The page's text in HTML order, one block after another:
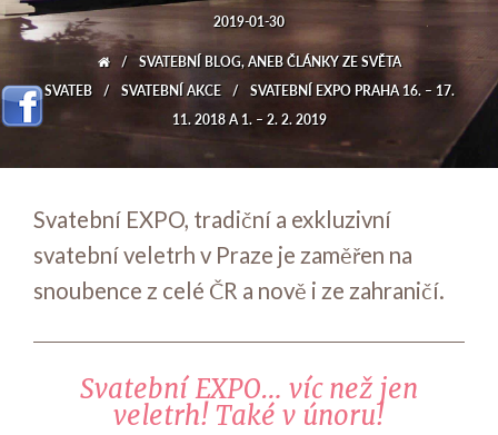
2019-01-30
/
SVATEBNÍ BLOG, ANEB ČLÁNKY ZE SVĚTA
SVATEB
/ SVATEBNÍ AKCE /
SVATEBNÍ EXPO PRAHA 16. – 17.
11. 2018 A 1. – 2. 2. 2019
Svatební EXPO, tradiční a exkluzivní
svatební veletrh v Praze je zaměřen na
snoubence z celé ČR a nově i ze zahraničí.
Svatební EXPO… víc než jen
veletrh! Také v únoru!